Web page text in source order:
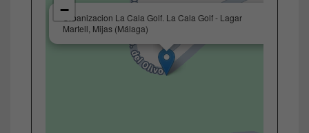
Urbanizacion La Cala Golf. La Cala Golf - Lagar
Martell, Mijas (Málaga)
−